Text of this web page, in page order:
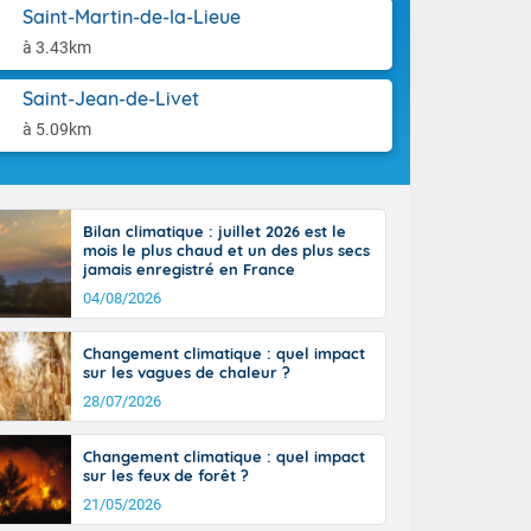
Saint-Martin-de-la-Lieue
à 3.43km
Saint-Jean-de-Livet
à 5.09km
jusque
sur la Corse
le
des
En
en
d'après-
jour, le
au sud,
hausse, en
quasi-
et même
Bilan climatique : juillet 2026 est le
mois le plus chaud et un des plus secs
jamais enregistré en France
04/08/2026
Changement climatique : quel impact
sur les vagues de chaleur ?
28/07/2026
Changement climatique : quel impact
sur les feux de forêt ?
21/05/2026